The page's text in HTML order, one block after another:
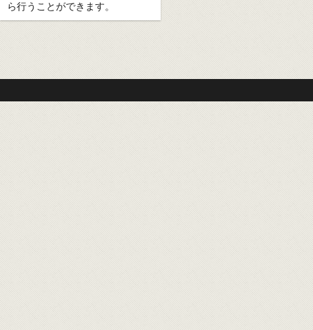
ら行うことができます。